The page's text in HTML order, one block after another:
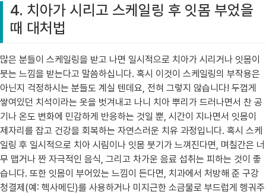
4. 치아가 시리고 스케일링 후 잇몸 부었을
때 대처법
많은 분들이 스케일링을 받고 나면 일시적으로 치아가 시리거나 잇몸이
붓는 느낌을 받는다고 말씀하십니다. 혹시 이것이 스케일링의 부작용은
아닌지 걱정하시는 분들도 계실 텐데요, 전혀 그렇지 않습니다! 두껍게
쌓여있던 치석이라는 옷을 벗겨내고 나니 치아 뿌리가 드러나면서 찬 공
기나 온도 변화에 민감하게 반응하는 것일 뿐, 시간이 지나면서 잇몸이
제자리를 잡고 건강을 회복하는 자연스러운 치유 과정입니다. 혹시 스케
일링 후 일시적으로 치아 시림이나 잇몸 붓기가 느껴진다면, 며칠간은 너
무 맵거나 짠 자극적인 음식, 그리고 차가운 음료 섭취는 피하는 것이 좋
습니다. 또한 잇몸이 부어있는 느낌이 든다면, 치과에서 처방해 준 구강
청결제(예: 헥사메딘)를 사용하거나 미지근한 소금물로 부드럽게 헹궈주